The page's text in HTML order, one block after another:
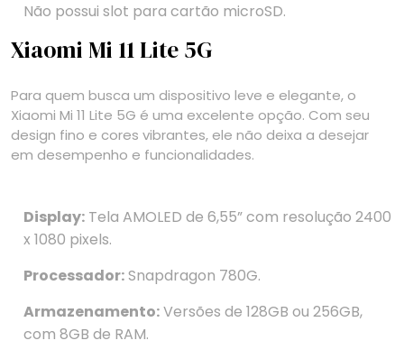
Não possui slot para cartão microSD.
Xiaomi Mi 11 Lite 5G
Para quem busca um dispositivo leve e elegante, o
Xiaomi Mi 11 Lite 5G é uma excelente opção. Com seu
design fino e cores vibrantes, ele não deixa a desejar
em desempenho e funcionalidades.
Display: Tela AMOLED de 6,55” com resolução 2400
x 1080 pixels.
Processador:Snapdragon 780G.
Armazenamento:Versões de 128GB ou 256GB,
com 8GB de RAM.